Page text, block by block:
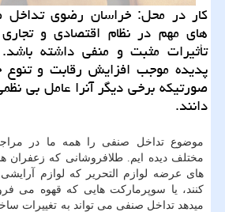
کار در محل: خراسان رضوی
های مهم در نظام اقتصادی و
تأثیرات مثبت و منفی داشته
پدیده موجب افزایش رقابت و
صورتیکه برخی دیگر آنرا عامل بی
دانند.
موضوع تداخل صنفی را همه ما در
مختلف دیده ایم. طلافروشانی که زعفران
های عرضه لوازم التحریر که لوازم
کنند، یا سوپرمارکت هایی که قهوه می
میدهد تداخل صنفی می تواند به تغییرات